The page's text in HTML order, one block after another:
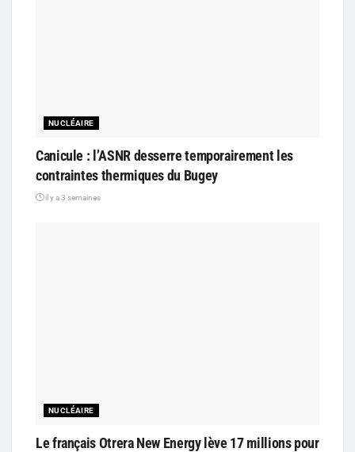
NUCLÉAIRE
Canicule : l’ASNR desserre temporairement les
contraintes thermiques du Bugey
il y a 3 semaines
NUCLÉAIRE
Le français Otrera New Energy lève 17 millions pour